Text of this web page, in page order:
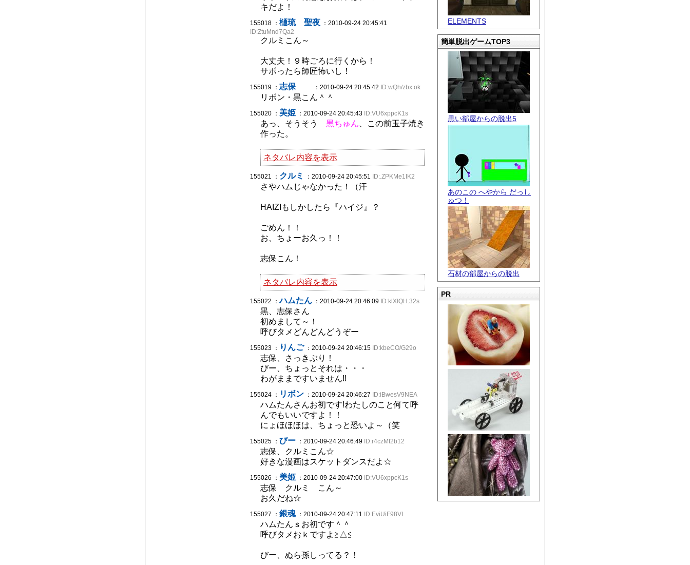
ELEMENTS
簡単脱出ゲームTOP3
黒い部屋からの脱出5
あのこの へやから だっし
ゅつ！
石材の部屋からの脱出
PR
キだよ！
155018 ： 樋琉 聖夜 ：2010-09-24 20:45:41
ID:ZtuMnd7Qa2
クルミこん～
大丈夫！９時ごろに行くから！
サボったら師匠怖いし！
155019 ： 志保 ：2010-09-24 20:45:42 ID:wQh/zbx.ok
リボン・黒こん＾＾
155020 ： 美姫 ：2010-09-24 20:45:43 ID:VU6xppcK1s
あっ、そうそう 黒ちゅん 、この前玉子焼き
作った。
ネタバレ内容を表示
155021 ： クルミ ：2010-09-24 20:45:51 ID:.ZPKMe1IK2
さやハムじゃなかった！（汗
HAIZIもしかしたら『ハイジ』？
ごめん！！
お、ちょーお久っ！！
志保こん！
ネタバレ内容を表示
155022 ：ハムたん ：2010-09-24 20:46:09 ID:klXIQH.32s
黒、志保さん
初めまして～！
呼びタメどんどんどうぞー
155023 ： りんご：2010-09-24 20:46:15 ID:kbeCO/G29o
志保、さっきぶり！
びー、ちょっとそれは・・・
わがままですいません!!
155024 ： リボン ：2010-09-24 20:46:27 ID:iBwesV9NEA
ハムたんさんお初です!わたしのこと何て呼
んでもいいですよ！！
にょほほほは、ちょっと恐いよ～（笑
155025 ： びー ：2010-09-24 20:46:49 ID:r4czMt2b12
志保、クルミこん☆
好きな漫画はスケットダンスだよ☆
155026 ： 美姫 ：2010-09-24 20:47:00 ID:VU6xppcK1s
志保 クルミ こん～
お久だね☆
155027 ： 銀魂：2010-09-24 20:47:11 ID:EviUiF98VI
ハムたんｓお初です＾＾
呼びタメおｋですよ≧△≦
びー、ぬら孫しってる？！